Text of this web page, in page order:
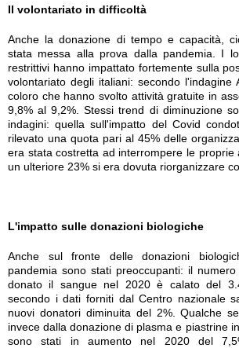
Il volontariato in difficoltà
Anche la donazione di tempo e capacità,
stata messa alla prova dalla pandemia. I
restrittivi hanno impattato fortemente sulla
volontariato degli italiani: secondo l'indagine
coloro che hanno svolto attività gratuite in
9,8% al 9,2%. Stessi trend di diminuzione
indagini: quella sull'impatto del Covid
rilevato una quota pari al 45% delle
era stata costretta ad interrompere le proprie
un ulteriore 23% si era dovuta riorganizzare
L'impatto sulle donazioni biologiche
Anche sul fronte delle donazioni
pandemia sono stati preoccupanti: il
donato il sangue nel 2020 è calato del
secondo i dati forniti dal Centro nazionale
nuovi donatori diminuita del 2%. Qualche
invece dalla donazione di plasma e piastrine
sono stati in aumento nel 2020 del